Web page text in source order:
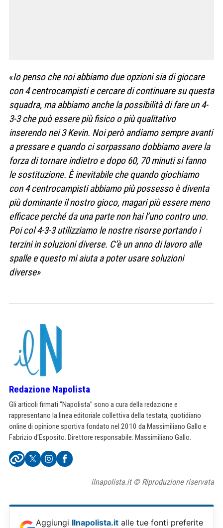
«Io penso che noi abbiamo due opzioni sia di giocare
con 4 centrocampisti e cercare di continuare su questa
squadra, ma abbiamo anche la possibilità di fare un 4-
3-3 che può essere più fisico o più qualitativo
inserendo nei 3 Kevin. Noi però andiamo sempre avanti
a pressare e quando ci sorpassano dobbiamo avere la
forza di tornare indietro e dopo 60, 70 minuti si fanno
le sostituzione. È inevitabile che quando giochiamo
con 4 centrocampisti abbiamo più possesso è diventa
più dominante il nostro gioco, magari più essere meno
efficace perché da una parte non hai l’unocontro uno.
Poi col 4-3-3 utilizziamo le nostre risorse portando i
terzini in soluzioni diverse. C’è un anno di lavoro alle
spalle e questo mi aiuta a poter usare soluzioni
diverse»
Redazione Napolista
Gli articoli firmati "Napolista" sono a cura della redazione e
rappresentano la linea editoriale collettiva della testata, quotidiano
online di opinione sportiva fondato nel 2010 da Massimiliano Gallo e
Fabrizio d'Esposito. Direttore responsabile: Massimiliano Gallo.
ilnapolista.it © Riproduzione riservata
Aggiungi Ilnapolista.it alle tue fonti preferite